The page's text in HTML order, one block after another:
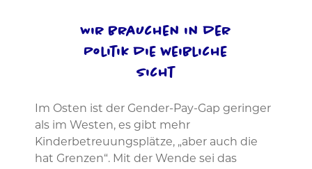
Wir brauchen in der
Politik die weibliche
Sicht
Im Osten ist der Gender-Pay-Gap geringer
als im Westen, es gibt mehr
Kinderbetreuungsplätze, „aber auch die
hat Grenzen“. Mit der Wende sei das